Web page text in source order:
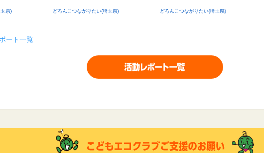
県) どろんこつながりたい(埼玉県) どろんこつながりたい(埼玉県)
ート一覧